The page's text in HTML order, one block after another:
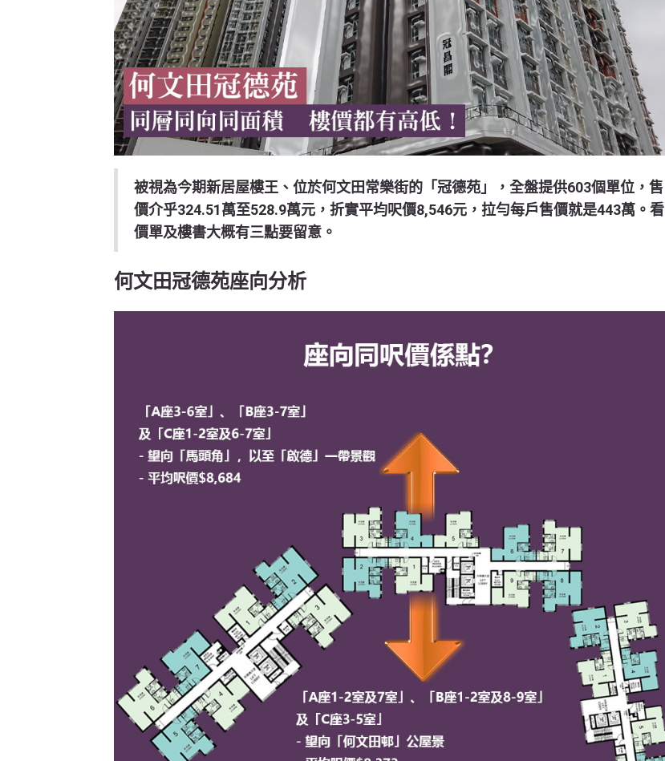
被視為今期新居屋樓王、位於何文田常樂街的「冠德苑」，全盤提供603個單位，售
價介乎324.51萬至528.9萬元，折實平均呎價8,546元，拉勻每戶售價就是443萬。看
價單及樓書大概有三點要留意。
何文田冠德苑座向分析